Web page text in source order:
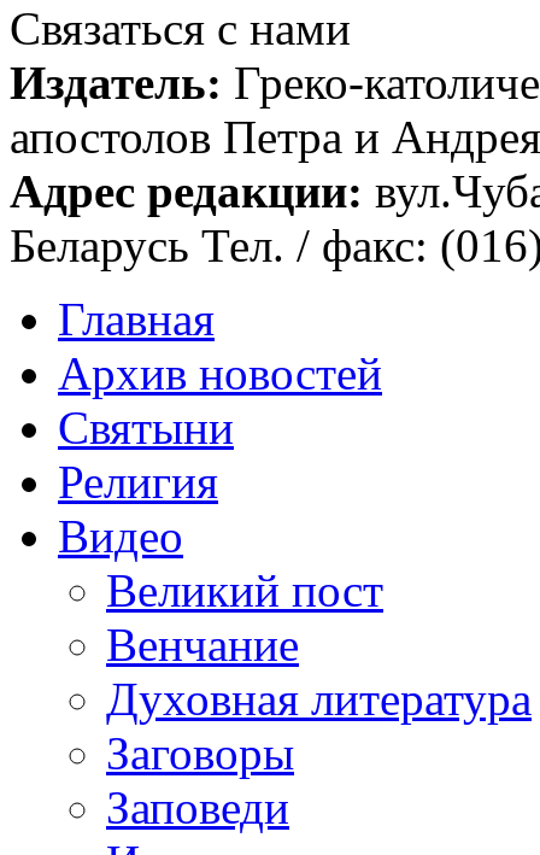
Связаться с нами
Издатель: Греко-
апостолов Петра и
Адрес редакции:
Беларусь Тел. / факс:
Главная
Архив новостей
Святыни
Религия
Видео
Великий пост
Венчание
Духовная литература
Заговоры
Заповеди